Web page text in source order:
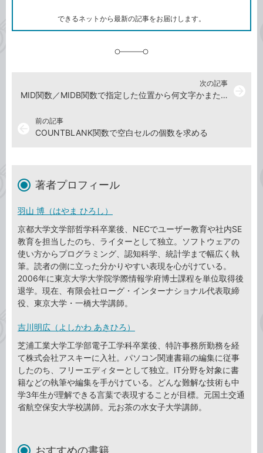
ク
できるネットから最新の記事をお届けします。
前の記事
COUNTBLANK関数で空白セルの個数を求める
次の記事
MID関数／MIDB関数で指定した位置から何文字かまたは何バイ
著者プロフィール
羽山 博（はやま ひろし）
京都大学文学部哲学科卒業後、NECでユーザー教育や社内SE
教育を担当したのち、ライターとして独立。ソフトウェアの
使い方からプログラミング、認知科学、統計学まで幅広く執
筆。読者の側に立った分かりやすい表現を心がけている。
2006年に東京大学大学院学際情報学府博士課程を単位取得後
退学。現在、有限会社ローグ・インターナショナル代表取締
役、東京大学・一橋大学講師。
吉川明広（よしかわ あきひろ）
芝浦工業大学工学部電子工学科卒業後、特許事務所勤務を経
て株式会社アスキーに入社。パソコン関連書籍の編集に従事
したのち、フリーエディターとして独立。IT分野を対象に書
籍などの執筆や編集を手がけている。どんな難解な技術も中
学3年生が理解できる言葉で表現することが目標。元国土交通
省航空保安大学校講師。元お茶の水女子大学講師。